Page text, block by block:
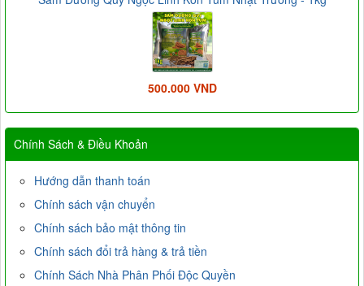
500.000 VND
Chính Sách & Điều Khoản
Hướng dẫn thanh toán
Chính sách vận chuyển
Chính sách bảo mật thông tin
Chính sách đổi trả hàng & trả tiền
Chính Sách Nhà Phân Phối Độc Quyền